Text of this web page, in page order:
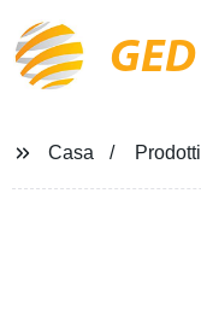
GED
Casa Prodotti